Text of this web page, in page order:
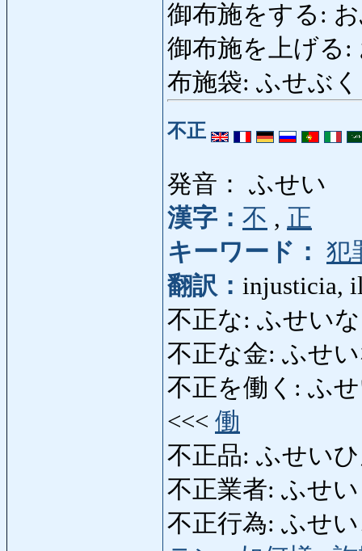
御布施をする:
御布施を上げる
布施袋: ふせぶ
不正
発音： ふせい
漢字： 不 , 正
キーワード： 犯
翻訳： injusticia,
不正な: ふせいな
不正な金: ふせ
不正を働く: ふせ
<<< 働
不正品: ふせい
不正業者: ふせ
不正行為: ふせい